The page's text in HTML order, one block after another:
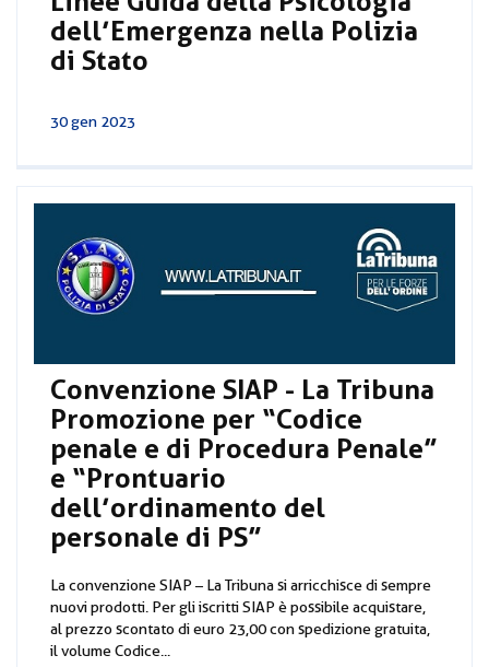
dell’Emergenza nella Polizia
di Stato
30 gen 2023
Convenzione SIAP - La Tribuna
Promozione per “Codice
penale e di Procedura Penale”
e “Prontuario
dell’ordinamento del
personale di PS”
La convenzione SIAP – La Tribuna si arricchisce di sempre
nuovi prodotti. Per gli iscritti SIAP è possibile acquistare,
al prezzo scontato di euro 23,00 con spedizione gratuita,
il volume Codice...